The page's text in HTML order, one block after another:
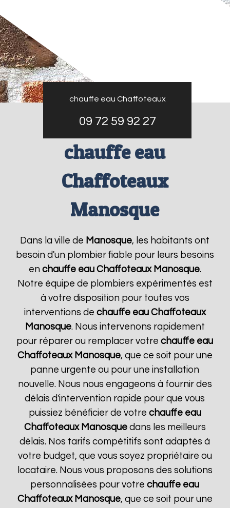
chauffe eau Chaffoteaux
09 72 59 92 27
chauffe eau
Chaffoteaux
Manosque
Dans la ville de Manosque, les habitants ont
besoin d'un plombier fiable pour leurs besoins
en chauffe eau Chaffoteaux Manosque.
Notre équipe de plombiers expérimentés est
à votre disposition pour toutes vos
interventions de chauffe eau Chaffoteaux
Manosque. Nous intervenons rapidement
pour réparer ou remplacer votrechauffe eau
Chaffoteaux Manosque, que ce soit pour une
panne urgente ou pour une installation
nouvelle. Nous nous engageons à fournir des
délais d'intervention rapide pour que vous
puissiez bénéficier de votre chauffe eau
Chaffoteaux Manosquedans les meilleurs
délais. Nos tarifs compétitifs sont adaptés à
votre budget, que vous soyez propriétaire ou
locataire. Nous vous proposons des solutions
personnalisées pour votrechauffe eau
Chaffoteaux Manosque, que ce soit pour une